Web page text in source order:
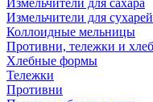
Измельчители для сахара
Измельчители для сухарей
Коллоидные мельницы
Противни, тележки и
Хлебные формы
Тележки
Противни